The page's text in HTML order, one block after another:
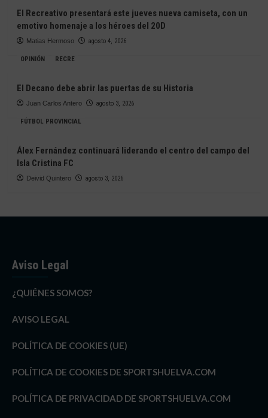
El Recreativo presentará este jueves nueva camiseta, con un
emotivo homenaje a los héroes del 20D
Matias Hermoso agosto 4, 2026
OPINIÓN RECRE
El Decano debe abrir las puertas de su Historia
Juan Carlos Antero agosto 3, 2026
FÚTBOL PROVINCIAL
Álex Fernández continuará liderando el centro del campo del
Isla Cristina FC
Deivid Quintero agosto 3, 2026
Aviso Legal
¿QUIÉNES SOMOS?
AVISO LEGAL
POLÍTICA DE COOKIES (UE)
POLÍTICA DE COOKIES DE SPORTSHUELVA.COM
POLÍTICA DE PRIVACIDAD DE SPORTSHUELVA.COM